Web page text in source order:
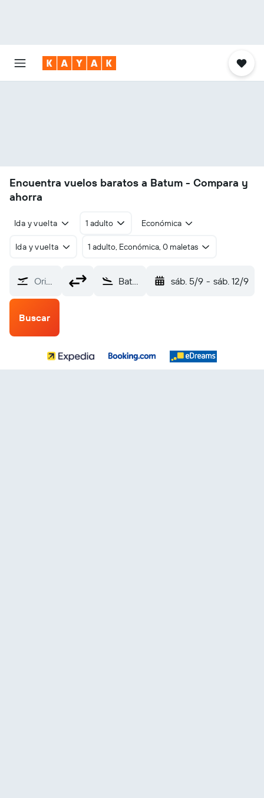
Encuentra vuelos baratos a Batum - Compara y
ahorra
Ida y vuelta 1 adulto Económica
Ida y vuelta 1 adulto, Económica, 0 maletas
Origen Batumi (BUS) sáb. 5/9 - sáb. 12/9
Buscar